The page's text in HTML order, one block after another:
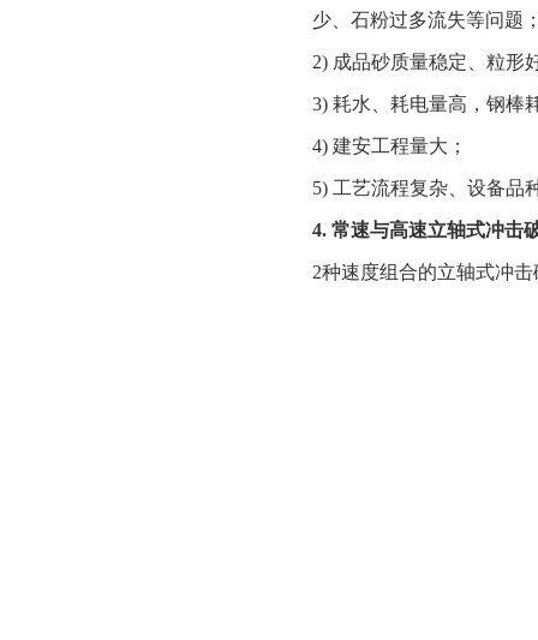
少、石粉过多流失等问题
2) 成品砂质量稳定、粒形
3) 耗水、耗电量高，钢棒
4) 建安工程量大；
5) 工艺流程复杂、设备品
4. 常速与高速立轴式冲击
2种速度组合的立轴式冲